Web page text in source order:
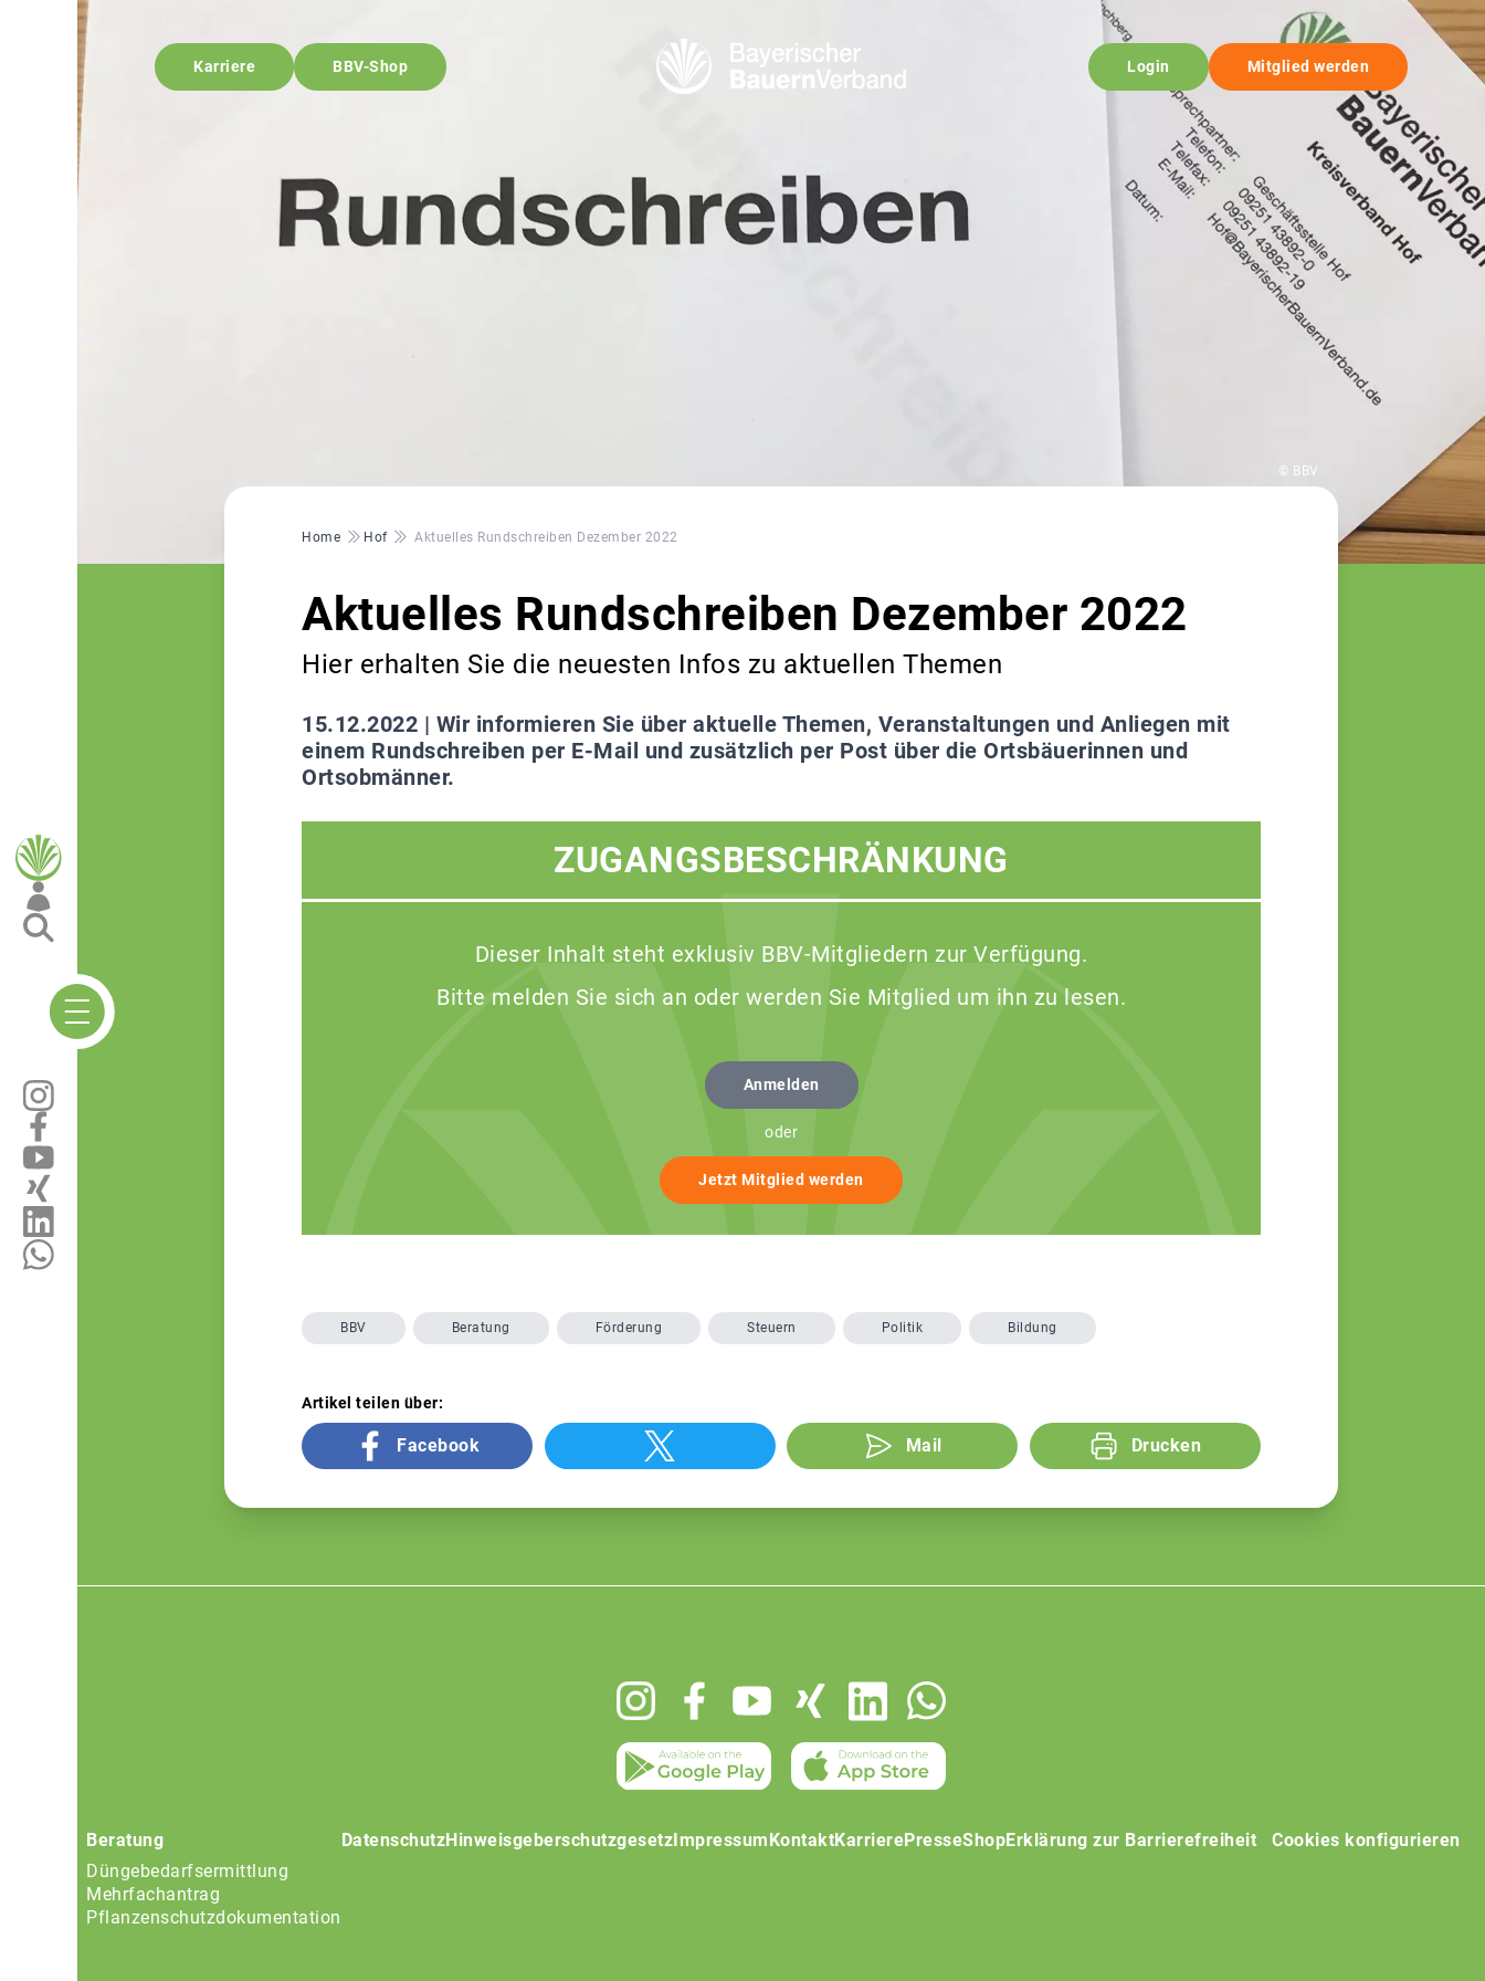
Karriere BBV-Shop Login Mitglied werden
© BBV
Pfadnavigation
Home Hof Aktuelles Rundschreiben Dezember 2022
Aktuelles Rundschreiben Dezember 2022
Hier erhalten Sie die neuesten Infos zu aktuellen Themen
15.12.2022 | Wir informieren Sie über aktuelle Themen, Veranstaltungen und Anliegen mit
einem Rundschreiben per E-Mail und zusätzlich per Post über die Ortsbäuerinnen und
Ortsobmänner.
ZUGANGSBESCHRÄNKUNG
Dieser Inhalt steht exklusiv BBV-Mitgliedern zur Verfügung.
Bitte melden Sie sich an oder werden Sie Mitglied um ihn zu lesen.
Anmelden
oder
Jetzt Mitglied werden
BBV Beratung Förderung Steuern Politik Bildung
Artikel teilen über:
Facebook Mail Drucken
Beratung
Düngebedarfsermittlung
Mehrfachantrag
Pflanzenschutzdokumentation
DatenschutzHinweisgeberschutzgesetzImpressumKontaktKarrierePresseShopErklärung zur Barrierefreiheit Cookies konfigurieren